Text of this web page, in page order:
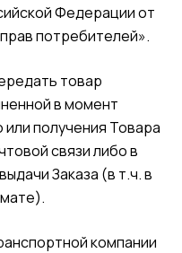
Федерации от
потребителей».
товар
в момент
получения Товара
связи либо в
Заказа (в т.ч. в
компании